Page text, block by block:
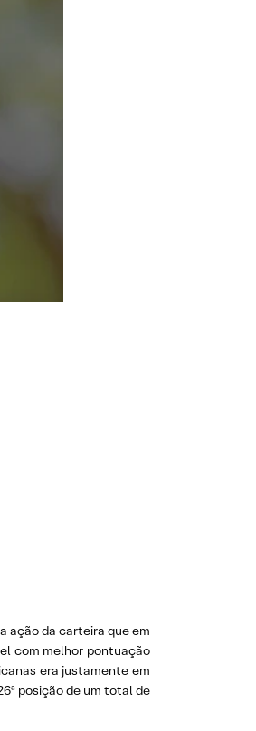
ação da carteira que em
com melhor pontuação
era justamente em
posição de um total de